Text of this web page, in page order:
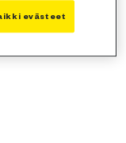
evästeet